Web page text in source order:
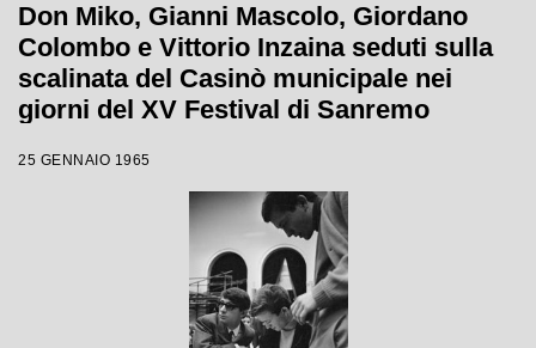
Don Miko, Gianni Mascolo, Giordano
Colombo e Vittorio Inzaina seduti sulla
scalinata del Casinò municipale nei
giorni del XV Festival di Sanremo
25 GENNAIO 1965